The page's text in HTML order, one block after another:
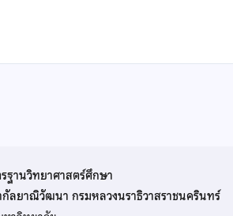
ฐานวิทยาศาสตร์ศึกษา
ลยาณิวัฒนา กรมหลวงนราธิวาสราชนครินทร์